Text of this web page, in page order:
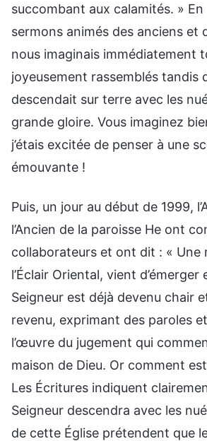
succombant aux calamités. »
sermons animés des anciens et
nous imaginais immédiatement
joyeusement rassemblés tandis
descendait sur terre avec les
grande gloire. Vous imaginez
j’étais excitée de penser à une
émouvante !
Puis, un jour au début de 1999,
l’Ancien de la paroisse He ont
collaborateurs et ont dit : « Une
l’Éclair Oriental, vient
Seigneur est déjà devenu chair
revenu, exprimant des paroles
l’œuvre du jugement qui
maison de Dieu. Or comment
Les Écritures indiquent
Seigneur descendra avec les
de cette Église prétendent que